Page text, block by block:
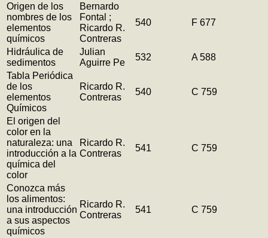
Origen de los
nombres de los
elementos
químicos
Bernardo
Fontal ;
Ricardo R.
Contreras
540 F 677
Hidráulica de
sedimentos
Julian
Aguirre Pe
532
A 588
Tabla Periódica
de los
elementos
Químicos
Ricardo R.
Contreras
540 C 759
El origen del
color en la
naturaleza: una
introducción a la
química del
color
Ricardo R.
Contreras
541 C 759
Conozca más
los alimentos:
una introducción
a sus aspectos
químicos
Ricardo R.
Contreras
541 C 759